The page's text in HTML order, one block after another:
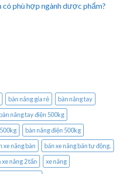
có phù hợp ngành dược phẩm?
bàn nâng gía rẻ
bàn nâng tay
nâng tay điện 500kg
bàn nâng điện 500kg
xe nâng bàn
bán xe nâng bán tự động.
xe nâng 2 tấn
xe nâng